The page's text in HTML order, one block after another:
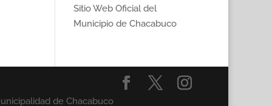
Sitio Web Oficial del
Municipio de Chacabuco
de Chacabuco